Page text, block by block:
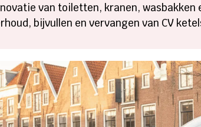
van toiletten, kranen, wasbakken
bijvullen en vervangen van CV